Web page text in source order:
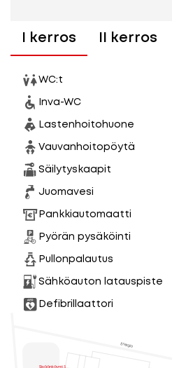
I kerros II kerros
WC:t
Inva-WC
Lastenhoitohuone
Vauvanhoitopöytä
Säilytyskaapit
Juomavesi
Pankkiautomaatti
Pyörän pysäköinti
Pullonpalautus
Sähköauton latauspiste
Defibrillaattori
Sisäänkäynti 3
Energia